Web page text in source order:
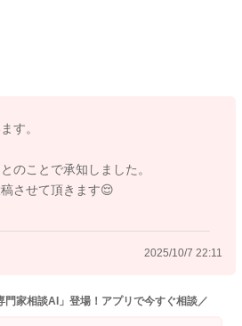
す。
みいただき、ご理解いただけますと
つでお願いいたします】
、こちらのコーナーでは「専門家相
す。
のことで承知しました。
させて頂きます😌
2025/10/7 22:11
門家相談AI」登場！アプリで今すぐ相談／